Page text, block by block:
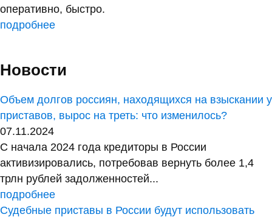
оперативно, быстро.
подробнее
Новости
Объем долгов россиян, находящихся на взыскании у
приставов, вырос на треть: что изменилось?
07.11.2024
С начала 2024 года кредиторы в России
активизировались, потребовав вернуть более 1,4
трлн рублей задолженностей...
подробнее
Судебные приставы в России будут использовать